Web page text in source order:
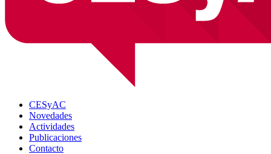
CESyAC
Novedades
Actividades
Publicaciones
Contacto